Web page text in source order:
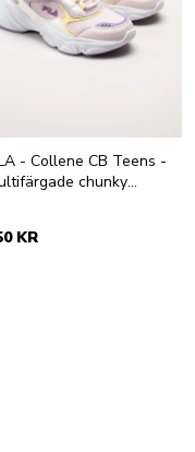
- Collene CB Teens -
chunky
KR